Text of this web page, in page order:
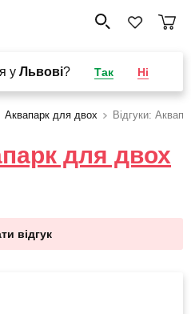
у Львові? Так Ні
Аквапарк для двох Відгуки:
для двох
відгук